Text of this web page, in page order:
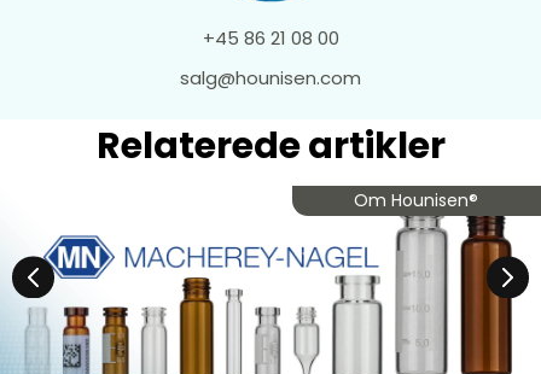
+45 86 21 08 00
salg@hounisen.com
Relaterede artikler
Om Hounisen®